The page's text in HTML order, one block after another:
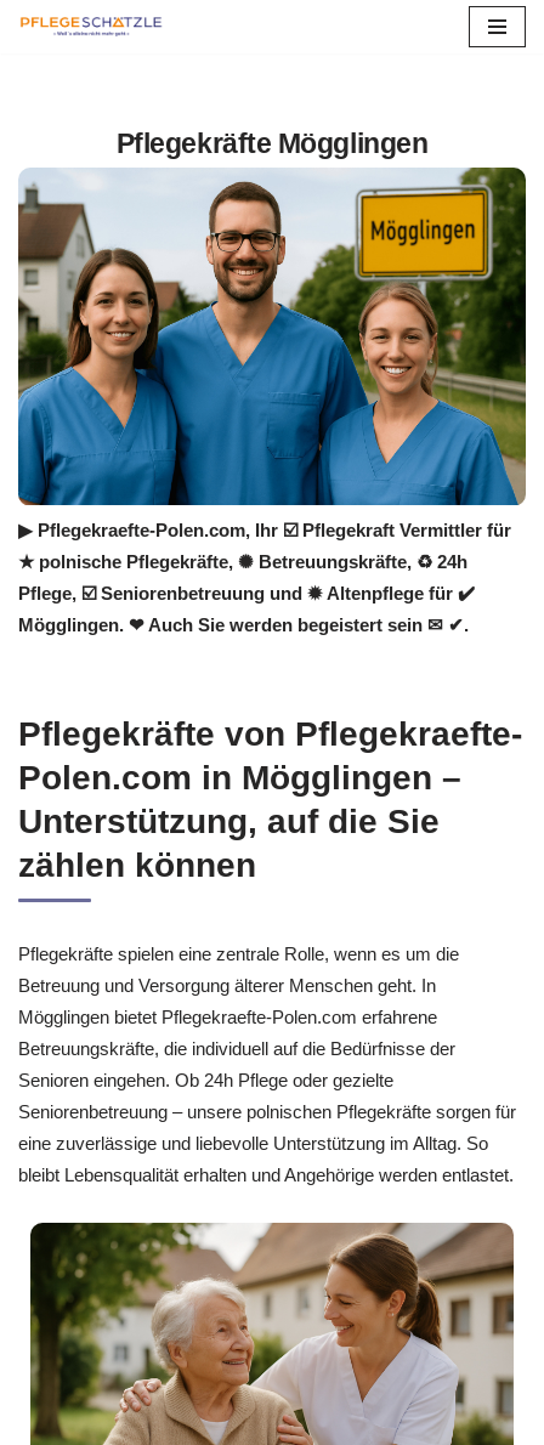
Pflegekräfte Mögglingen
▶︎ Pflegekraefte-Polen.com, Ihr ☑️ Pflegekraft Vermittler für
★ polnische Pflegekräfte, ✺ Betreuungskräfte, ♻ 24h
Pflege, ☑️ Seniorenbetreuung und ✹ Altenpflege für ✔️
Mögglingen. ❤ Auch Sie werden begeistert sein ✉ ✔.
Pflegekräfte von Pflegekraefte-
Polen.com in Mögglingen –
Unterstützung, auf die Sie
zählen können
Pflegekräfte spielen eine zentrale Rolle, wenn es um die
Betreuung und Versorgung älterer Menschen geht. In
Mögglingen bietet Pflegekraefte-Polen.com erfahrene
Betreuungskräfte, die individuell auf die Bedürfnisse der
Senioren eingehen. Ob 24h Pflege oder gezielte
Seniorenbetreuung – unsere polnischen Pflegekräfte sorgen für
eine zuverlässige und liebevolle Unterstützung im Alltag. So
bleibt Lebensqualität erhalten und Angehörige werden entlastet.